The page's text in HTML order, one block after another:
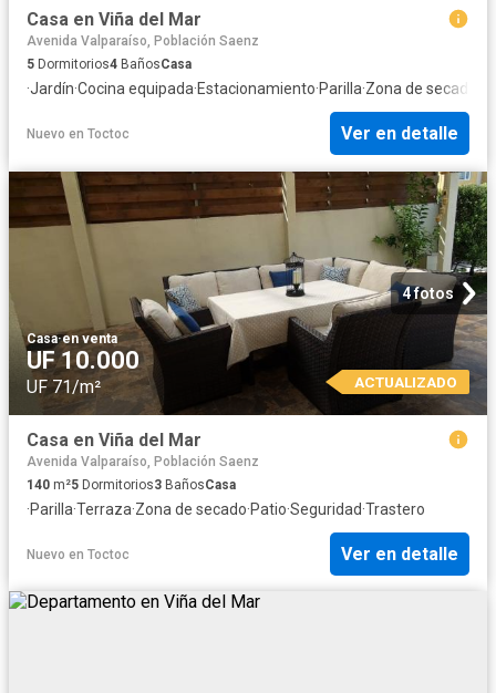
Casa en Viña del Mar
Avenida Valparaíso, Población Saenz
5 Dormitorios4 BañosCasa
·Jardín·Cocina equipada·Estacionamiento·Parilla·Zona de secado
Nuevo en Toctoc Ver en detalle
4 fotos
Casa·en venta
UF 10.000
UF 71/m² ACTUALIZADO
Casa en Viña del Mar
Avenida Valparaíso, Población Saenz
140 m²5 Dormitorios3 BañosCasa
·Parilla·Terraza·Zona de secado·Patio·Seguridad·Trastero
Nuevo en Toctoc Ver en detalle